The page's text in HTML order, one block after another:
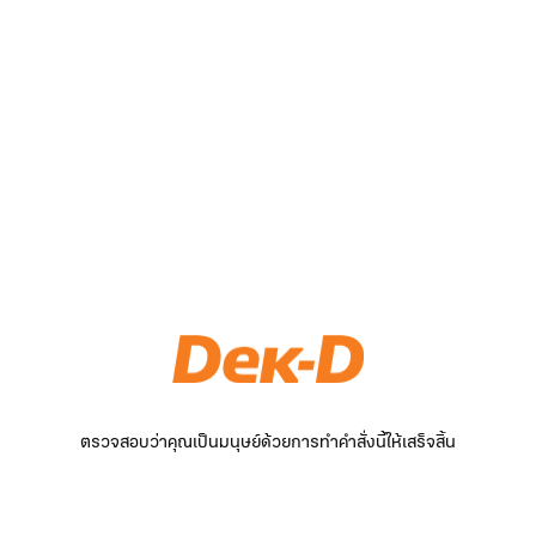
ตรวจสอบว่าคุณเป็นมนุษย์ด้วยการทำคำสั่งนี้ให้เสร็จสิ้น